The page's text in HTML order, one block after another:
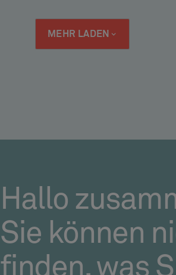
MEHR LADEN
Hallo
Sie können
finden, was